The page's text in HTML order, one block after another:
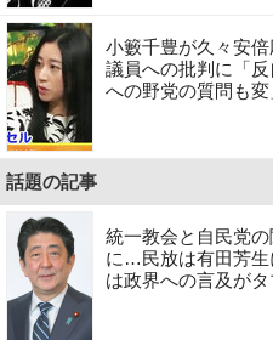
小籔千豊が久々安
議員への批判に「
への野党の質問も変
話題の記事
統一教会と自民党
に…民放は有田芳生
は政界への言及がタ